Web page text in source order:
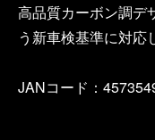
高品質カーボン調デ
う新車検基準に対応
JANコード：